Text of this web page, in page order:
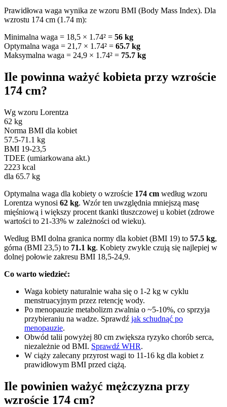
Prawidłowa waga wynika ze wzoru BMI (Body Mass Index). Dla
wzrostu 174 cm (1.74 m):
Minimalna waga = 18,5 × 1.74² = 56 kg
Optymalna waga = 21,7 × 1.74² = 65.7 kg
Maksymalna waga = 24,9 × 1.74² = 75.7 kg
Ile powinna ważyć kobieta przy wzroście
174 cm?
Wg wzoru Lorentza
62 kg
Norma BMI dla kobiet
57.5-71.1 kg
BMI 19-23,5
TDEE (umiarkowana akt.)
2223 kcal
dla 65.7 kg
Optymalna waga dla kobiety o wzroście 174 cm według wzoru
Lorentza wynosi 62 kg. Wzór ten uwzględnia mniejszą masę
mięśniową i większy procent tkanki tłuszczowej u kobiet (zdrowe
wartości to 21-33% w zależności od wieku).
Według BMI dolna granica normy dla kobiet (BMI 19) to 57.5 kg,
górna (BMI 23,5) to 71.1 kg. Kobiety zwykle czują się najlepiej w
dolnej połowie zakresu BMI 18,5-24,9.
Co warto wiedzieć:
Waga kobiety naturalnie waha się o 1-2 kg w cyklu
menstruacyjnym przez retencję wody.
Po menopauzie metabolizm zwalnia o ~5-10%, co sprzyja
przybieraniu na wadze. Sprawdź jak schudnąć po
menopauzie.
Obwód talii powyżej 80 cm zwiększa ryzyko chorób serca,
niezależnie od BMI. Sprawdź WHR.
W ciąży zalecany przyrost wagi to 11-16 kg dla kobiet z
prawidłowym BMI przed ciążą.
Ile powinien ważyć mężczyzna przy
wzroście 174 cm?